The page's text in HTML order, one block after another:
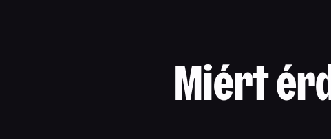
Miért